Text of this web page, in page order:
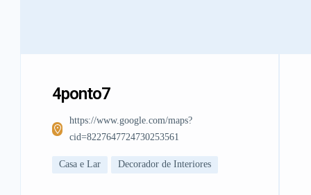
4ponto7
https://www.google.com/maps?
cid=8227647724730253561
Casa e Lar Decorador de Interiores